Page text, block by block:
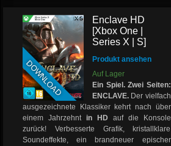
DOWNLOAD
Enclave HD
[Xbox One |
Series X | S]
Produkt ansehen
Auf Lager
Ein Spiel. Zwei Seiten:
ENCLAVE. Der vielfach
ausgezeichnete Klassiker kehrt nach über
einem Jahrzehnt in HD auf die Konsole
zurück! Verbesserte Grafik, kristallklare
Soundeffekte, ein brandneuer epischer